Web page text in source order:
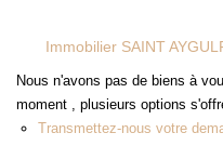
MON
Immobilier SAINT
Nous n'avons pas de biens à
moment , plusieurs options
Transmettez-nous votre